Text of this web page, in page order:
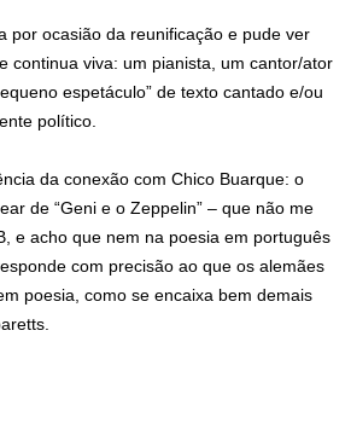
por ocasião da reunificação e pude ver
continua viva: um pianista, um cantor/ator
espetáculo” de texto cantado e/ou
político.
da conexão com Chico Buarque: o
de “Geni e o Zeppelin” – que não me
e acho que nem na poesia em português
com precisão ao que os alemães
poesia, como se encaixa bem demais